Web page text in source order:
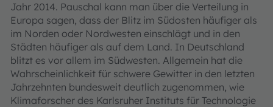
Jahr 2014. Pauschal kann man über die Verteilung in
Europa sagen, dass der Blitz im Südosten häufiger als
im Norden oder Nordwesten einschlägt und in den
Städten häufiger als auf dem Land. In Deutschland
blitzt es vor allem im Südwesten. Allgemein hat die
Wahrscheinlichkeit für schwere Gewitter in den letzten
Jahrzehnten bundesweit deutlich zugenommen, wie
Klimaforscher des Karlsruher Instituts für Technologie